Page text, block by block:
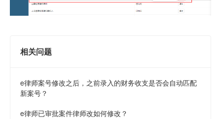
相关问题
e律师案号修改之后，之前录入的财务收支是否会自动匹配
新案号？
e律师已审批案件律师改如何修改？